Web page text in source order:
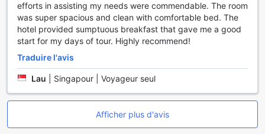
efforts in assisting my needs were commendable. The room
was super spacious and clean with comfortable bed. The
hotel provided sumptuous breakfast that gave me a good
start for my days of tour. Highly recommend!
Traduire l'avis
Lau Singapour | Voyageur seul
Afficher plus d'avis